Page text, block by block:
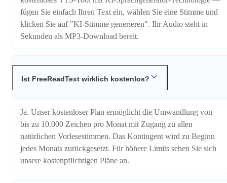
fügen Sie einfach Ihren Text ein, wählen Sie eine Stimme und
klicken Sie auf "KI-Stimme generieren". Ihr Audio steht in
Sekunden als MP3-Download bereit.
Ist FreeReadText wirklich kostenlos?
Ja. Unser kostenloser Plan ermöglicht die Umwandlung von
bis zu 10.000 Zeichen pro Monat mit Zugang zu allen
natürlichen Vorlesestimmen. Das Kontingent wird zu Beginn
jedes Monats zurückgesetzt. Für höhere Limits sehen Sie sich
unsere kostenpflichtigen Pläne an.